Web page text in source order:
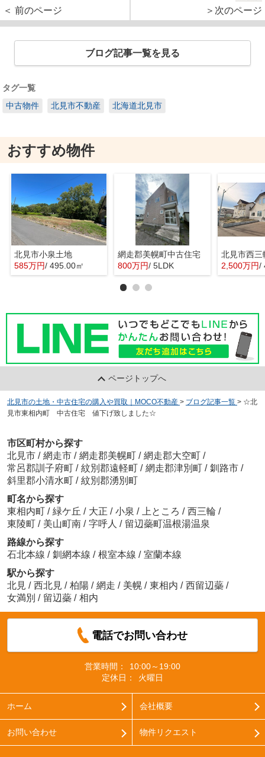
＜ 前のページ
＞次のページ
ブログ記事一覧を見る
タグ一覧
中古物件
北見市不動産 北海道北見市
おすすめ物件
北見市小泉土地
585万円/ 495.00㎡
網走郡美幌町中古住宅
800万円/ 5LDK
北見市西三
2,500万円/
ページトップへ
北見市の土地・中古住宅の購入や買取｜MOCO不動産 > ブログ記事一覧 > ☆北
見市東相内町 中古住宅 値下げ致しました☆
市区町村から探す
北見市 / 網走市 / 網走郡美幌町 / 網走郡大空町
/
常呂郡訓子府町
/ 紋別郡遠軽町 / 網走郡津別町 / 釧路市 /
斜里郡小清水町
/ 紋別郡湧別町
町名から探す
東相内町 / 緑ケ丘 / 大正 / 小泉 / 上ところ / 西三輪 /
東陵町 / 美山町南 / 字呼人 / 留辺蘂町温根湯温泉
路線から探す
石北本線 / 釧網本線 / 根室本線 / 室蘭本線
駅から探す
北見 / 西北見 / 柏陽 / 網走 / 美幌 / 東相内 / 西留辺蘂 /
女満別 / 留辺蘂 / 相内
電話でお問い合わせ
営業時間：
10:00～19:00
定休日：
火曜日
ホーム 会社概要
お問い合わせ 物件リクエスト